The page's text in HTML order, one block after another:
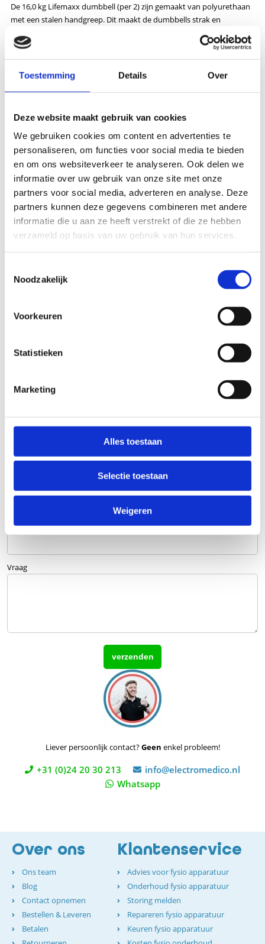
Toestemming Details Over
Deze website maakt gebruik van cookies
We gebruiken cookies om content en advertenties te
personaliseren, om functies voor social media te bieden
en om ons websiteverkeer te analyseren. Ook delen we
informatie over uw gebruik van onze site met onze
partners voor social media, adverteren en analyse. Deze
partners kunnen deze gegevens combineren met andere
informatie die u aan ze heeft verstrekt of die ze hebben
verzameld op basis van uw gebruik van hun services.
Noodzakelijk
Voorkeuren
Statistieken
Marketing
Alles toestaan
Selectie toestaan
Weigeren
De 16,0 kg Lifemaxx dumbbell (per 2) zijn gemaakt van polyurethaan
met een stalen handgreep. Dit maakt de dumbbells strak en
compact. Zowel aan de bovenkant, onderkant en voorkant staat de
kg aanduiding weergegeven, waardoor het altijd duidelijk met welk
gewicht je aan het werk bent!
Specificaties
Artikelnummer
176-LM-PU-16
EAN
7430436645699
Categorie
Oefenmateriaal - Dumbbels
Merk
Lifemaxx
Kleur
Zwart
Gewicht
16 kg
Materiaal
Polyurethaan
Verpakking
Set van 2
Op voorraad
Stel een vraag
Wij nemen binnen 24 uur contact met je op via de e-mail of telefoon.
We gebruiken je informatie alleen om met jou in contact te komen.
Telefoonnummer
Vraag
Liever persoonlijk contact?Geen enkel probleem!
+31 (0)24 20 30 213
info@electromedico.nl
Whatsapp
Over ons
Ons team
Blog
Contact opnemen
Bestellen & Leveren
Betalen
Klantenservice
Advies voor fysio apparatuur
Onderhoud fysio apparatuur
Storing melden
Repareren fysio apparatuur
Keuren fysio apparatuur